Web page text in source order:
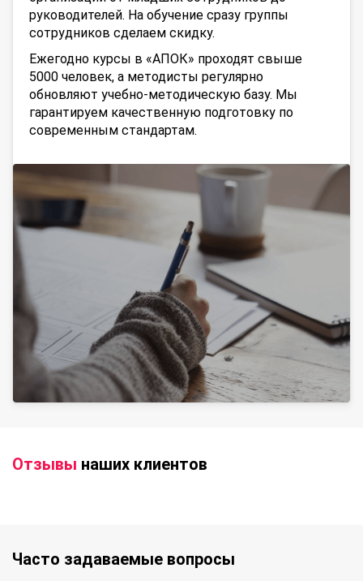
руководителей. На обучение сразу группы
сотрудников сделаем скидку.
Ежегодно курсы в «АПОК» проходят свыше
5000 человек, а методисты регулярно
обновляют учебно-методическую базу. Мы
гарантируем качественную подготовку по
современным стандартам.
Отзывы наших клиентов
Часто задаваемые вопросы